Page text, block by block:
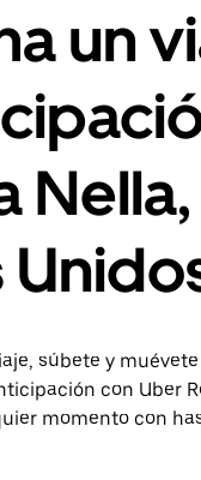
un
Nella,
súbete y
con Uber
momento con